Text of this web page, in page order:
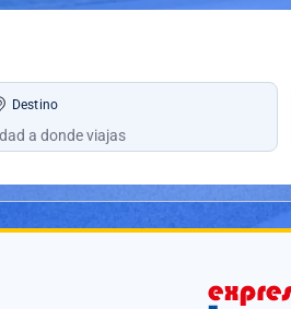
Destino